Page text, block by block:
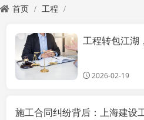
首页 工程
上海工程律师
工程转包江湖
2026-02-19
施工合同纠纷背后：上海建设